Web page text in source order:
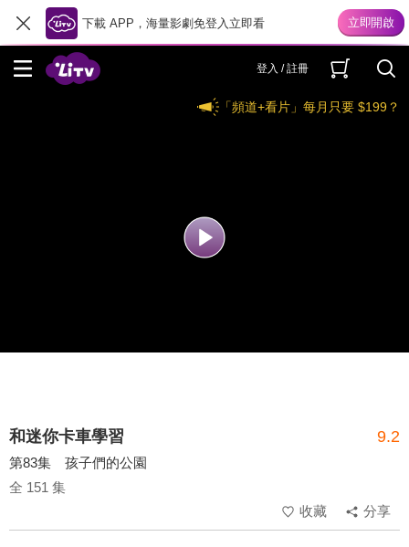
下載 APP，海量影劇免登入立即看
登入 / 註冊
「頻道+看片」每月只要 $199？
和迷你卡車學習 9.2
第83集 孩子們的公園
全 151 集
收藏
分享